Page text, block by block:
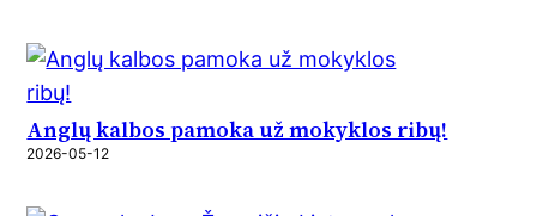
Anglų kalbos pamoka už mokyklos ribų!
2026-05-12